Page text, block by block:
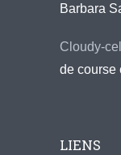
Barbara
Cloudy-
de course
LIENS